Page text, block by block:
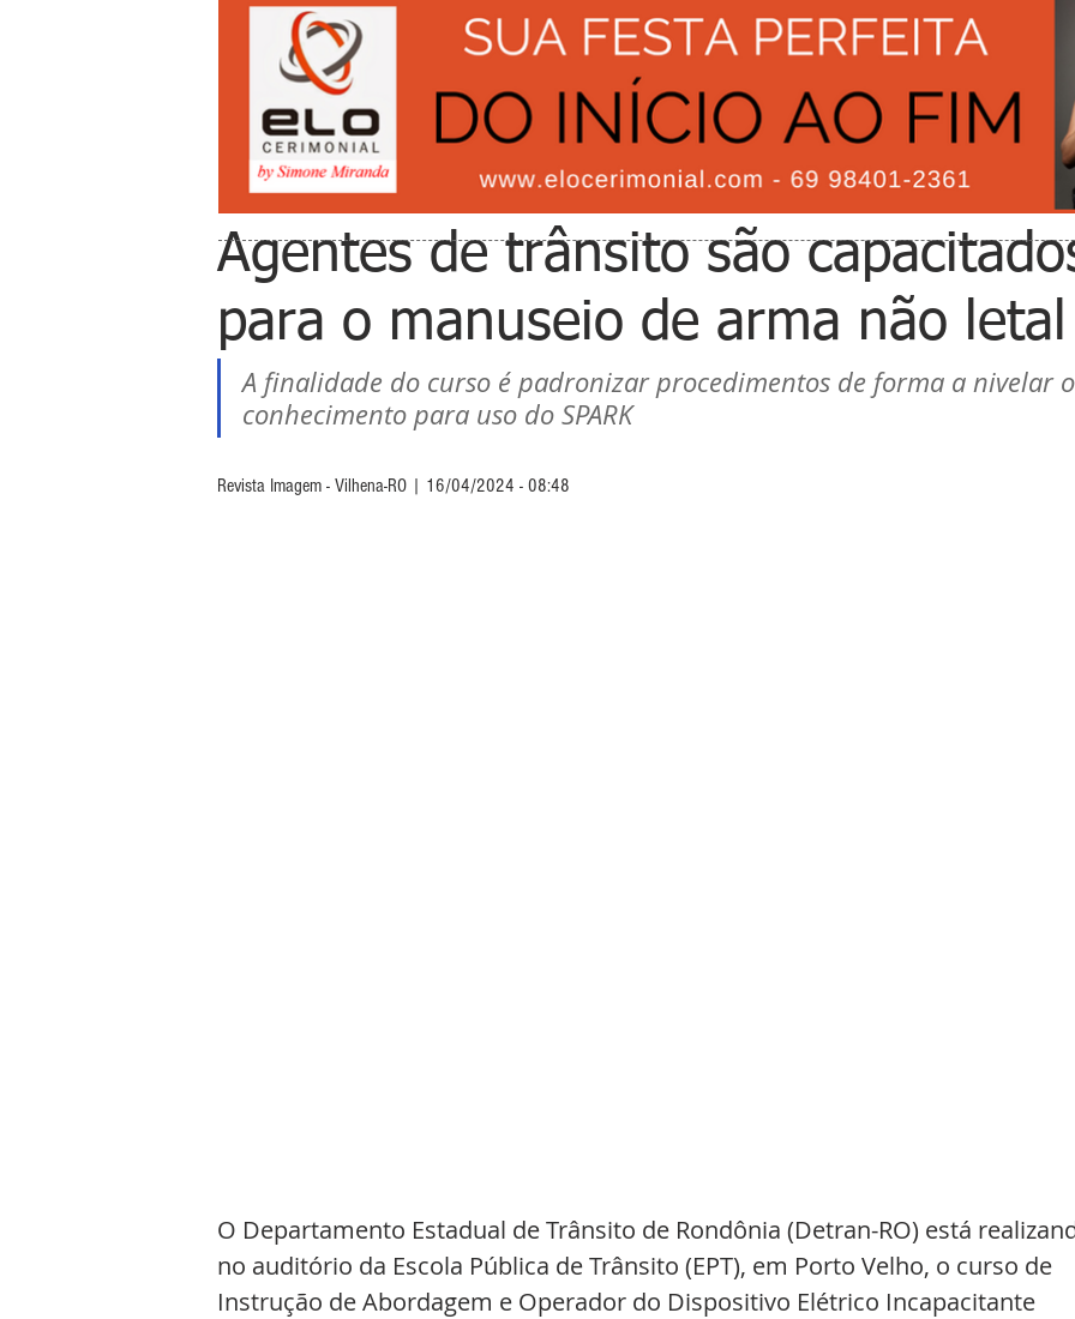
Agentes de trânsito são
para o manuseio de arma não letal
A finalidade do curso é padronizar procedimentos de forma a nivelar
conhecimento para uso do SPARK
Revista Imagem - Vilhena-RO | 16/04/2024 - 08:48
O Departamento Estadual de Trânsito de Rondônia (Detran-RO) está
no auditório da Escola Pública de Trânsito (EPT), em Porto Velho, o curso de
Instrução de Abordagem e Operador do Dispositivo Elétrico Incapacitante